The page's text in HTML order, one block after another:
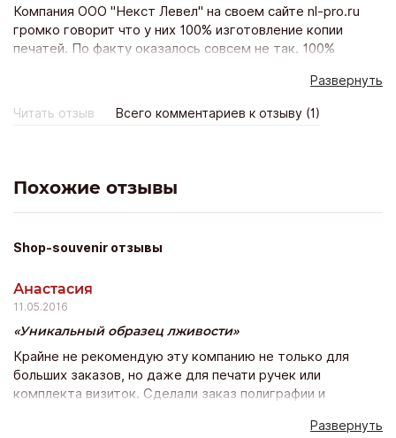
Компания ООО "Некст Левел" на своем сайте nl-pro.ru
громко говорит что у них 100% изготовление копии
печатей. По факту оказалось совсем не так. 100%
что у меня печать плохая и поэтому такая копия, хотя
печать моя четкая... Вот реквизиты этой компании:
Наименование: ООО "Некст Левел" Юр. адрес: Москва,
"АЛЬФА-БАНК" Адрес Банка: 107078, г. Москва ул.
Каланчевская, д. 27 Р/с 40702810002420000078 К/с
30101810200000000593 Бик 044525593 Главный офис:
372-10-13 E-mail: info@nl-pro.ru
Развернуть
Читать отзыв Всего комментариев к отзыву (1)
Похожие отзывы
Shop-souvenir отзывы
Анастасия
11.05.2016
Уникальный образец лживости
Крайне не рекомендую эту компанию не только для
больших заказов, но даже для печати ручек или
комплекта визиток. Сделали заказ полиграфии и
менеджеры радостно убалтывают, сверкая улыбкой и
Развернуть